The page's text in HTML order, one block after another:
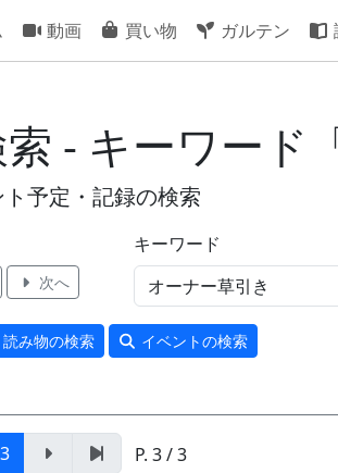
動画 買い物 ガルテン
- キーワード
予定・記録の検索
次へ
キーワード
読み物の検索 イベントの検索
3 P. 3 / 3